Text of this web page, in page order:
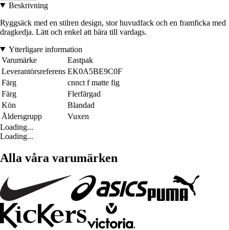
Beskrivning
Ryggsäck med en stilren design, stor huvudfack och en framficka med
dragkedja. Lätt och enkel att bära till vardags.
Ytterligare information
Varumärke
Eastpak
Leverantörsreferens EK0A5BE9C0F
Färg
cnnct f matte fig
Färg
Flerfärgad
Kön
Blandad
Åldersgrupp
Vuxen
Loading...
Loading...
Alla våra varumärken